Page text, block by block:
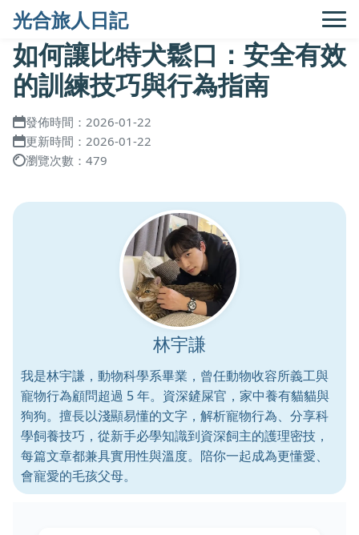
光合旅人日記
如何讓比特犬鬆口：安全有效
的訓練技巧與行為指南
發佈時間：2026-01-22
更新時間：2026-01-22
瀏覽次數：479
林宇謙
我是林宇謙，動物科學系畢業，曾任動物收容所義工與
寵物行為顧問超過 5 年。資深鏟屎官，家中養有貓貓與
狗狗。擅長以淺顯易懂的文字，解析寵物行為、分享科
學飼養技巧，從新手必學知識到資深飼主的護理密技，
每篇文章都兼具實用性與溫度。陪你一起成為更懂愛、
會寵愛的毛孩父母。